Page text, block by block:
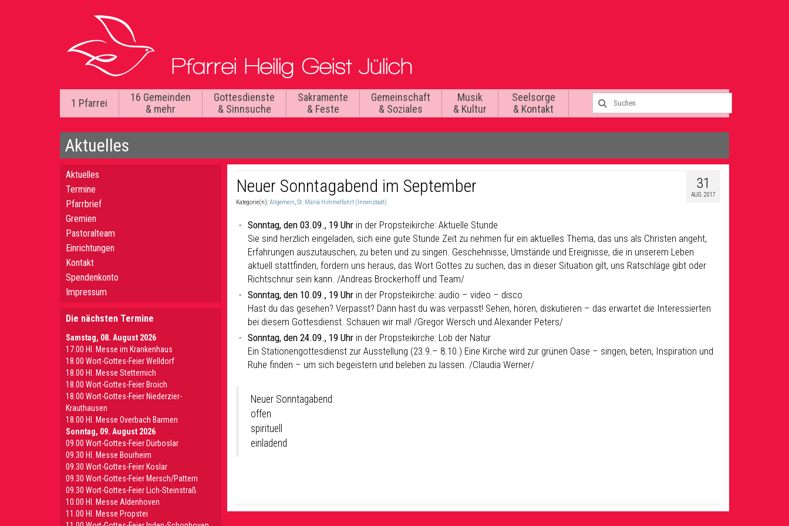
1 Pfarrei
16 Gemeinden
& mehr
Gottesdienste
& Sinnsuche
Sakramente
& Feste
Gemeinschaft
& Soziales
Musik
& Kultur
Seelsorge
& Kontakt
Aktuelles
31
AUG. 2017
Neuer Sonntagabend im September
Kategorie(n):Allgemein,St. Mariä Himmelfahrt (Innenstadt)
Sonntag, den 03.09., 19 Uhr in der Propsteikirche: Aktuelle Stunde
Sie sind herzlich eingeladen, sich eine gute Stunde Zeit zu nehmen für ein aktuelles Thema, das uns als Christen angeht,
Erfahrungen auszutauschen, zu beten und zu singen. Geschehnisse, Umstände und Ereignisse, die in unserem Leben
aktuell stattfinden, fordern uns heraus, das Wort Gottes zu suchen, das in dieser Situation gilt, uns Ratschläge gibt oder
Richtschnur sein kann. /Andreas Brockerhoff und Team/
Sonntag, den 10.09., 19 Uhr in der Propsteikirche: audio – video – disco
Hast du das gesehen? Verpasst? Dann hast du was verpasst! Sehen, hören, diskutieren – das erwartet die Interessierten
bei diesem Gottesdienst. Schauen wir mal! /Gregor Wersch und Alexander Peters/
Sonntag, den 24.09., 19 Uhr in der Propsteikirche: Lob der Natur
Ein Stationengottesdienst zur Ausstellung (23.9.– 8.10.) Eine Kirche wird zur grünen Oase – singen, beten, Inspiration und
Ruhe finden – um sich begeistern und beleben zu lassen. /Claudia Werner/
Neuer Sonntagabend:
offen
spirituell
einladend
Aktuelles
Termine
Pfarrbrief
Gremien
Pastoralteam
Einrichtungen
Kontakt
Spendenkonto
Impressum
Die nächsten Termine
Samstag, 08. August 2026
17.00 Hl. Messe im Krankenhaus
18.00 Wort-Gottes-Feier Welldorf
18.00 Hl. Messe Stetternich
18.00 Wort-Gottes-Feier Broich
18.00 Wort-Gottes-Feier Niederzier-
Krauthausen
18.00 Hl. Messe Overbach Barmen
Sonntag, 09. August 2026
09.00 Wort-Gottes-Feier Dürboslar
09.30 HI. Messe Bourheim
09.30 Wort-Gottes-Feier Koslar
09.30 Wort-Gottes-Feier Mersch/Pattern
09.30 Wort-Gottes-Feier Lich-Steinstraß
10.00 Hl. Messe Aldenhoven
11.00 Hl. Messe Propstei